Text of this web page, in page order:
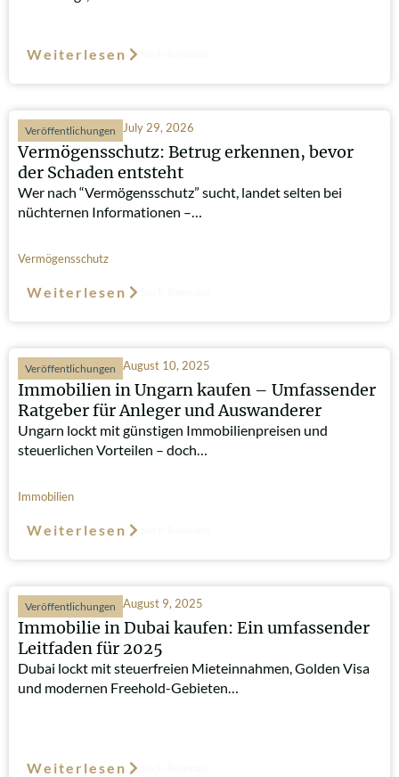
Weiterlesen
Veröffentlichungen July 29, 2026
Vermögensschutz: Betrug erkennen, bevor
der Schaden entsteht
Wer nach “Vermögensschutz” sucht, landet selten bei
nüchternen Informationen –…
Vermögensschutz
Weiterlesen
Veröffentlichungen August 10, 2025
Immobilien in Ungarn kaufen – Umfassender
Ratgeber für Anleger und Auswanderer
Ungarn lockt mit günstigen Immobilienpreisen und
steuerlichen Vorteilen – doch…
Immobilien
Weiterlesen
Veröffentlichungen August 9, 2025
Immobilie in Dubai kaufen: Ein umfassender
Leitfaden für 2025
Dubai lockt mit steuerfreien Mieteinnahmen, Golden Visa
und modernen Freehold-Gebieten…
Weiterlesen